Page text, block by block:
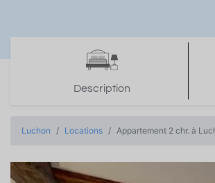
Description
Luchon Locations Appartement 2 chr. à